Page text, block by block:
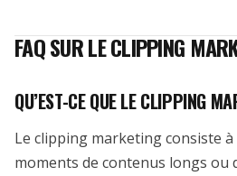
FAQ SUR LE CLIPPING
QU’EST-CE QUE LE CLIPPING
Le clipping marketing consiste
moments de contenus longs ou